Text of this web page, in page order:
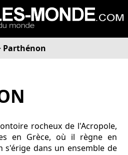
Parthénon
rocheux de l'Acropole,
en Grèce, où il règne en
s'érige dans un ensemble de